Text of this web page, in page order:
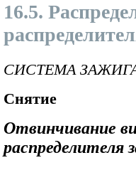
16.5.
СИСТЕМА
Снятие
Отвинчивание
распределителя